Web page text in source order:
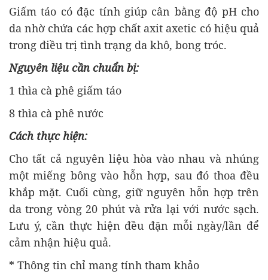
Giấm táo có đặc tính giúp cân bằng độ pH cho
da nhờ chứa các hợp chất axit axetic có hiệu quả
trong điều trị tình trạng da khô, bong tróc.
Nguyên liệu cần chuẩn bị:
1 thìa cà phê giấm táo
8 thìa cà phê nước
Cách thực hiện:
Cho tất cả nguyên liệu hòa vào nhau và nhúng
một miếng bông vào hỗn hợp, sau đó thoa đều
khắp mặt. Cuối cùng, giữ nguyên hỗn hợp trên
da trong vòng 20 phút và rửa lại với nước sạch.
Lưu ý, cần thực hiện đều đặn mỗi ngày/lần để
cảm nhận hiệu quả.
* Thông tin chỉ mang tính tham khảo